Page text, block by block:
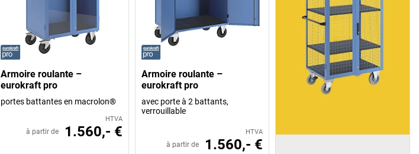
Armoire roulante –
eurokraft pro
portes battantes en macrolon®
HTVA
à partir de 1.560,- €
Armoire roulante –
eurokraft pro
avec porte à 2 battants,
verrouillable
HTVA
à partir de 1.560,- €